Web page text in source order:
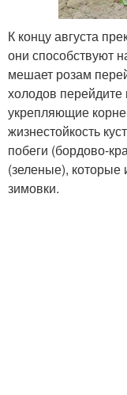
К концу августа
они способствуют
мешает розам
холодов
укрепляющие
жизнестойкость
побеги (бордово-
(зеленые), которые
зимовки.